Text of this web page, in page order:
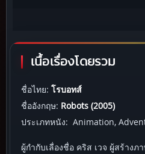
เนื้อเรื่องโดยรวม
ชื่อไทย: โรบอทส์
ชื่ออังกฤษ: Robots (2005)
ประเภทหนัง: Animation,
ผู้กำกับเลื่องชื่อ คริส เวจ ผู้สร้าง